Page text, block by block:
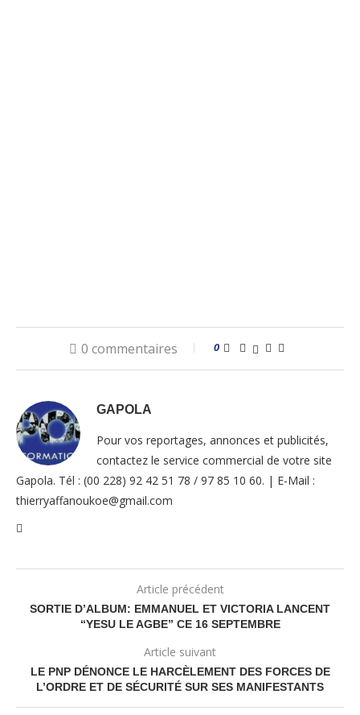
0 commentaires 0
GAPOLA
Pour vos reportages, annonces et publicités,
contactez le service commercial de votre site
Gapola. Tél : (00 228) 92 42 51 78 / 97 85 10 60. | E-Mail :
thierryaffanoukoe@gmail.com
Article précédent
SORTIE D’ALBUM: EMMANUEL ET VICTORIA LANCENT
“YESU LE AGBE” CE 16 SEPTEMBRE
Article suivant
LE PNP DÉNONCE LE HARCÈLEMENT DES FORCES DE
L’ORDRE ET DE SÉCURITÉ SUR SES MANIFESTANTS